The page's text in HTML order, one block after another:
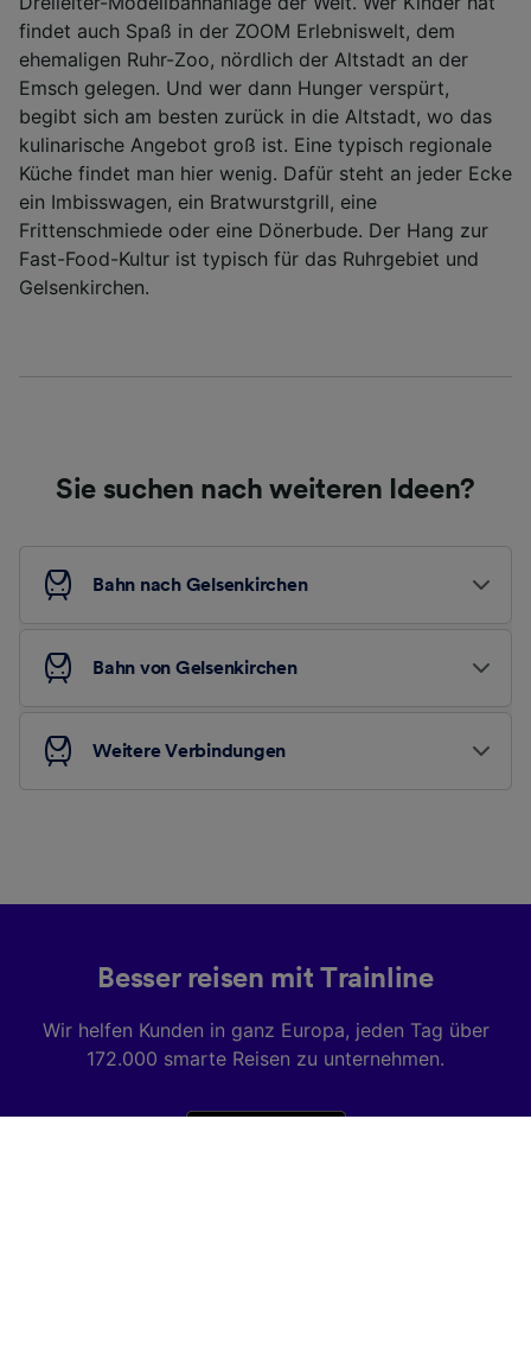
findet auch Spaß in der ZOOM Erlebniswelt, dem
ehemaligen Ruhr-Zoo, nördlich der Altstadt an der
Emsch gelegen. Und wer dann Hunger verspürt,
begibt sich am besten zurück in die Altstadt, wo das
kulinarische Angebot groß ist. Eine typisch regionale
Küche findet man hier wenig. Dafür steht an jeder Ecke
ein Imbisswagen, ein Bratwurstgrill, eine
Frittenschmiede oder eine Dönerbude. Der Hang zur
Fast-Food-Kultur ist typisch für das Ruhrgebiet und
Gelsenkirchen.
Sie suchen nach weiteren Ideen?
Bahn nach Gelsenkirchen
Bahn von Gelsenkirchen
Weitere Verbindungen
Besser reisen mit Trainline
Wir helfen Kunden in ganz Europa, jeden Tag über
172.000 smarte Reisen zu unternehmen.